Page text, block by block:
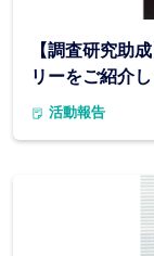
【調査研究助
リーをご紹介
活動報告